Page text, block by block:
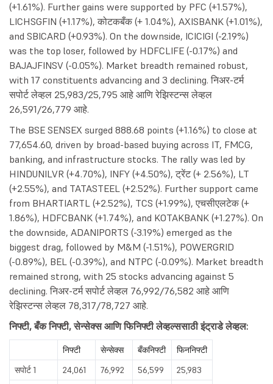
(+1.61%). Further gains were supported by PFC (+1.57%),
LICHSGFIN (+1.17%), कोटकबँक (+ 1.04%), AXISBANK (+1.01%),
and SBICARD (+0.93%). On the downside, ICICIGI (-2.19%)
was the top loser, followed by HDFCLIFE (-0.17%) and
BAJAJFINSV (-0.05%). Market breadth remained robust,
with 17 constituents advancing and 3 declining. निअर-टर्म
सपोर्ट लेव्हल 25,983/25,795 आहे आणि रेझिस्टन्स लेव्हल
26,591/26,779 आहे.
The BSE SENSEX surged 888.68 points (+1.16%) to close at
77,654.60, driven by broad-based buying across IT, FMCG,
banking, and infrastructure stocks. The rally was led by
HINDUNILVR (+4.70%), INFY (+4.50%), ट्रेंट (+ 2.56%), LT
(+2.55%), and TATASTEEL (+2.52%). Further support came
from BHARTIARTL (+2.52%), TCS (+1.99%), एचसीएलटेक (+
1.86%), HDFCBANK (+1.74%), and KOTAKBANK (+1.27%). On
the downside, ADANIPORTS (-3.19%) emerged as the
biggest drag, followed by M&M (-1.51%), POWERGRID
(-0.89%), BEL (-0.39%), and NTPC (-0.09%). Market breadth
remained strong, with 25 stocks advancing against 5
declining. निअर-टर्म सपोर्ट लेव्हल 76,992/76,582 आहे आणि
रेझिस्टन्स लेव्हल 78,317/78,727 आहे.
निफ्टी, बँक निफ्टी, सेन्सेक्स आणि फिनिफ्टी लेव्हल्ससाठी इंट्राडे लेव्हल:
निफ्टी सेन्सेक्स बँकनिफ्टी
फिननिफ्टी
सपोर्ट 1
24,061 76,992 56,599
25,983